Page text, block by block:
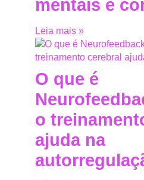
mentais e
Leia mais »
O que é
o
ajuda na